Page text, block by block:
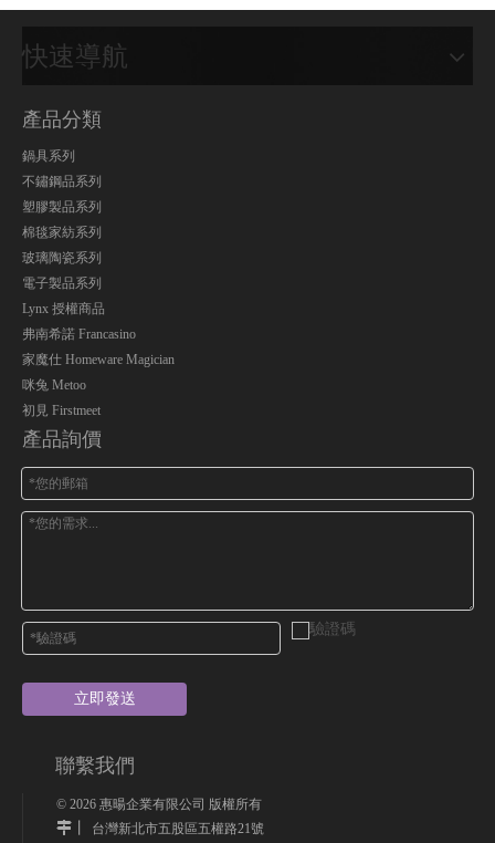
快速導航
產品分類
鍋具系列
不鏽鋼品系列
塑膠製品系列
棉毯家紡系列
玻璃陶瓷系列
電子製品系列
Lynx 授權商品
弗南希諾 Francasino
家魔仕 Homeware Magician
咪兔 Metoo
初見 Firstmeet
產品詢價
立即發送
聯繫我們
© 2026 惠暘企業有限公司 版權所有
丨 台灣新北市五股區五權路21號